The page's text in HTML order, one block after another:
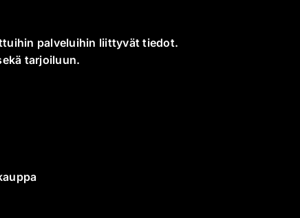
palveluihin liittyvät tiedot.
tarjoiluun.